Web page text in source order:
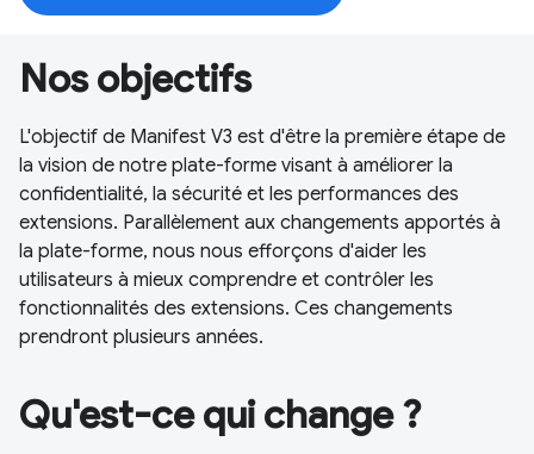
Nos objectifs
L'objectif de Manifest V3 est d'être la première étape de
la vision de notre plate-forme visant à améliorer la
confidentialité, la sécurité et les performances des
extensions. Parallèlement aux changements apportés à
la plate-forme, nous nous efforçons d'aider les
utilisateurs à mieux comprendre et contrôler les
fonctionnalités des extensions. Ces changements
prendront plusieurs années.
Qu'est-ce qui change ?